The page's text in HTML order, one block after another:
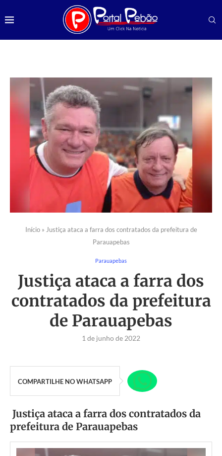
Início» Justiça ataca a farra dos contratados da prefeitura de
Parauapebas
Parauapebas
Justiça ataca a farra dos
contratados da prefeitura
de Parauapebas
1 de junho de 2022
COMPARTILHE NO WHATSAPP
Justiça ataca a farra dos contratados da
prefeitura de Parauapebas